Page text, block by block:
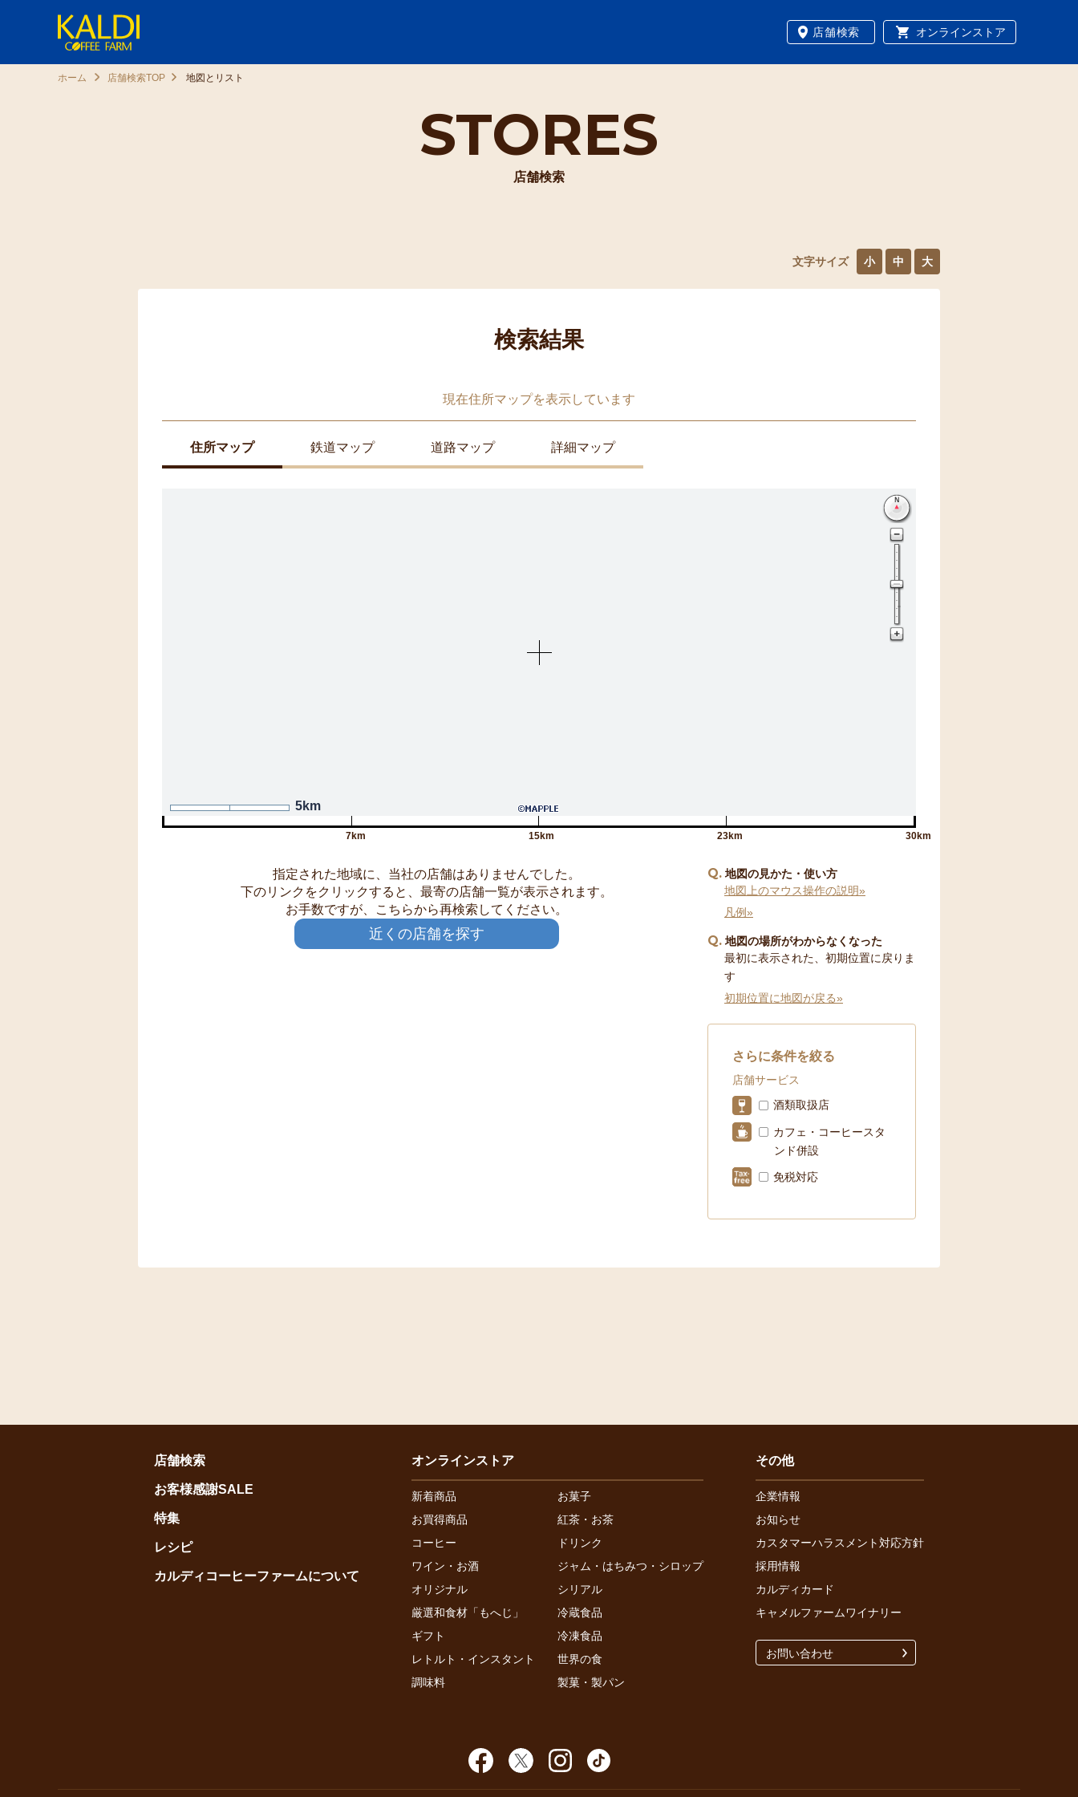
店舗検索 オンラインストア
STORES
店舗検索
ホーム 店舗検索TOP 地図とリスト
文字サイズ 小 中 大
検索結果
現在住所マップを表示しています
住所マップ 鉄道マップ 道路マップ 詳細マップ
5km
7km 15km 23km 30km
指定された地域に、当社の店舗はありませんでした。
下のリンクをクリックすると、最寄の店舗一覧が表示されます。
お手数ですが、こちらから再検索してください。
近くの店舗を探す
Q 地図の見かた・使い方
地図上のマウス操作の説明»
凡例»
Q 地図の場所がわからなくなった
最初に表示された、初期位置に戻りま
す
初期位置に地図が戻る»
さらに条件を絞る
店舗サービス
酒類取扱店
カフェ・コーヒースタ
ンド併設
免税対応
店舗検索
お客様感謝SALE
特集
レシピ
カルディコーヒーファームについて
オンラインストア
新着商品
お菓子
お買得商品
紅茶・お茶
コーヒー
ドリンク
ワイン・お酒
ジャム・はちみつ・シロップ
オリジナル
シリアル
厳選和食材「もへじ」
冷蔵食品
ギフト
冷凍食品
レトルト・インスタント
世界の食
調味料
製菓・製パン
その他
企業情報
お知らせ
カスタマーハラスメント対応方針
採用情報
カルディカード
キャメルファームワイナリー
お問い合わせ